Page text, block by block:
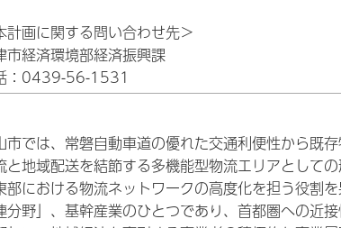
計画に関する問い合わせ先＞
市経済環境部経済振興課
：0439-56-1531
市では、常磐自動車道の優れた交通利便性から既
と地域配送を結節する多機能型物流エリアとして
部における物流ネットワークの高度化を担う役割
分野」、基幹産業のひとつであり、首都圏への近